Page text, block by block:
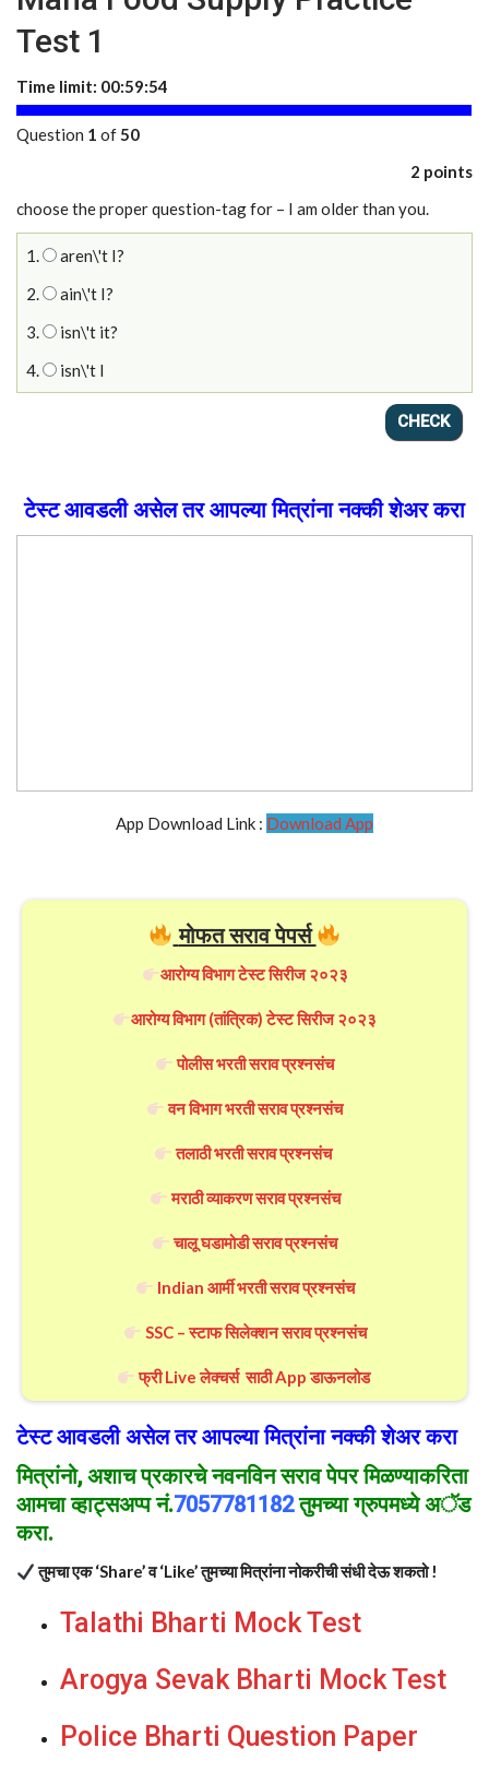
Test 1
Time limit: 00:59:53
Question 1 of50
2 points
choose the proper question-tag for – I am older than you.
1.
aren\'t I?
2.
ain\'t I?
3.
isn\'t it?
4.
isn\'t I
टेस्ट आवडली असेल तर आपल्या मित्रांना नक्की शेअर करा
App Download Link : Download App
मोफत सराव पेपर्स
आरोग्य विभाग टेस्ट सिरीज २०२३
आरोग्य विभाग (तांत्रिक) टेस्ट सिरीज २०२३
पोलीस भरती सराव प्रश्नसंच
वन विभाग भरती सराव प्रश्नसंच
तलाठी भरती सराव प्रश्नसंच
मराठी व्याकरण सराव प्रश्नसंच
चालू घडामोडी सराव प्रश्नसंच
Indian आर्मी भरती सराव प्रश्नसंच
SSC – स्टाफ सिलेक्शन सराव प्रश्नसंच
फ्री Live लेक्चर्स साठी App डाऊनलोड
टेस्ट आवडली असेल तर आपल्या मित्रांना नक्की शेअर करा
मित्रांनो, अशाच प्रकारचेनवनविन सराव पेपर मिळण्याकरिता
आमचा व्हाट्सअप्प नं.7057781182तुमच्या ग्रुपमध्ये अॅड
करा.
तुमचा एक ‘Share’ व ‘Like’ तुमच्या मित्रांना नोकरीची संधी देऊ शकतो !
Talathi Bharti Mock Test
Arogya Sevak Bharti Mock Test
Police Bharti Question Paper